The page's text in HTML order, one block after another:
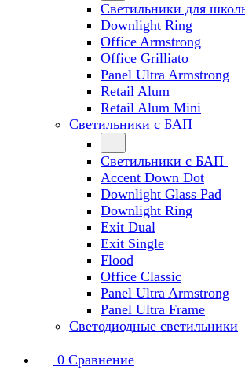
Светильники для
Downlight Ring
Office Armstrong
Office Grilliato
Panel Ultra Armstrong
Retail Alum
Retail Alum Mini
Светильники с БАП
Светильники с БАП
Accent Down Dot
Downlight Glass Pad
Downlight Ring
Exit Dual
Exit Single
Flood
Office Classic
Panel Ultra Armstrong
Panel Ultra Frame
Светодиодные светильники
0 Сравнение